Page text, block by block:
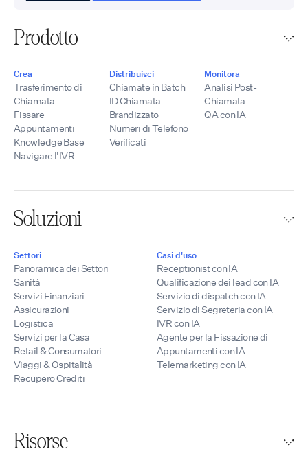
Prodotto
Crea
Trasferimento di
Chiamata
Fissare
Appuntamenti
Knowledge Base
Navigare l'IVR
Distribuisci
Chiamate in Batch
ID Chiamata
Brandizzato
Numeri di Telefono
Verificati
Monitora
Analisi Post-
Chiamata
QA con IA
Soluzioni
Settori
Panoramica dei Settori
Sanità
Servizi Finanziari
Assicurazioni
Logistica
Servizi per la Casa
Retail & Consumatori
Viaggi & Ospitalità
Recupero Crediti
Casi d'uso
Receptionist con IA
Qualificazione dei lead con IA
Servizio di dispatch con IA
Servizio di Segreteria con IA
IVR con IA
Agente per la Fissazione di
Appuntamenti con IA
Telemarketing con IA
Risorse